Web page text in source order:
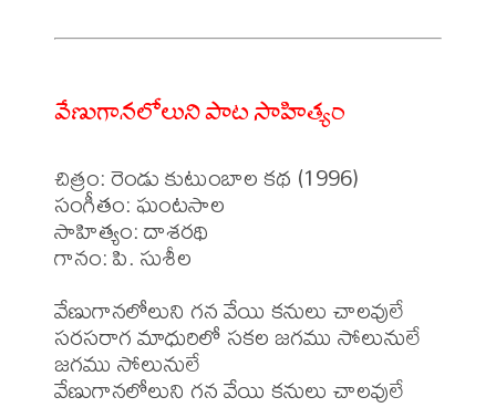
వేణుగానలోలుని పాట సాహిత్యం
చిత్రం: రెండు కుటుంబాల కథ (1996)
సంగీతం: ఘంటసాల
సాహిత్యం: దాశరథి
గానం: పి. సుశీల
వేణుగానలోలుని గన వేయి కనులు చాలవులే
సరసరాగ మాధురిలో సకల జగము సోలునులే
జగము సోలునులే
వేణుగానలోలుని గన వేయి కనులు చాలవులే